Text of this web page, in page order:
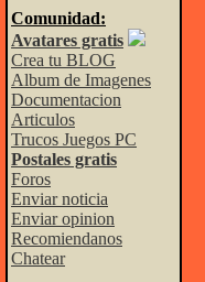
Comunidad:
Avatares gratis
Crea tu BLOG
Album de Imagenes
Documentacion
Articulos
Trucos Juegos PC
Postales gratis
Foros
Enviar noticia
Enviar opinion
Recomiendanos
Chatear